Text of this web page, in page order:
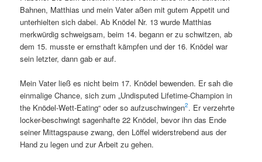
Bahnen, Matthias und mein Vater aßen mit gutem Appetit und
unterhielten sich dabei. Ab Knödel Nr. 13 wurde Matthias
merkwürdig schweigsam, beim 14. begann er zu schwitzen, ab
dem 15. musste er ernsthaft kämpfen und der 16. Knödel war
sein letzter, dann gab er auf.
Mein Vater ließ es nicht beim 17. Knödel bewenden. Er sah die
einmalige Chance, sich zum „Undisputed Lifetime-Champion in
the Knödel-Wett-Eating“ oder so aufzuschwingen2. Er verzehrte
locker-beschwingt sagenhafte 22 Knödel, bevor ihn das Ende
seiner Mittagspause zwang, den Löffel widerstrebend aus der
Hand zu legen und zur Arbeit zu gehen.